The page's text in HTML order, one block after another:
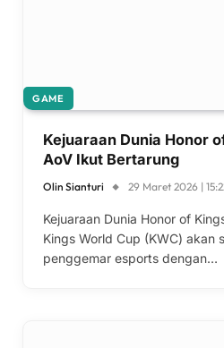
GAME
Kejuaraan Dunia Honor
AoV Ikut Bertarung
Olin Sianturi 29 Maret 2026 |
Kejuaraan Dunia Honor of
Kings World Cup (KWC) akan
penggemar esports dengan…